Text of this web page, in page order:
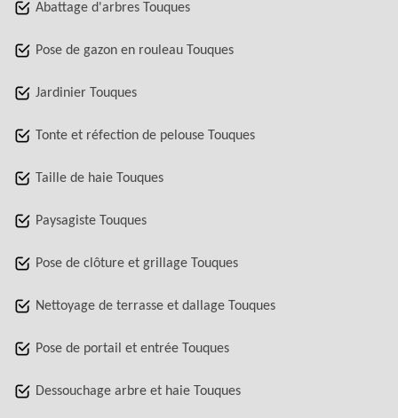
Abattage d'arbres Touques
Pose de gazon en rouleau Touques
Jardinier Touques
Tonte et réfection de pelouse Touques
Taille de haie Touques
Paysagiste Touques
Pose de clôture et grillage Touques
Nettoyage de terrasse et dallage Touques
Pose de portail et entrée Touques
Dessouchage arbre et haie Touques